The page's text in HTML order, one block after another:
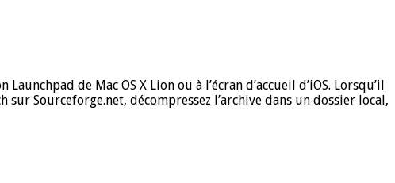
de Mac OS X Lion ou à l’écran d’accueil d’iOS. Lorsqu’il
Sourceforge.net, décompressez l’archive dans un dossier local,